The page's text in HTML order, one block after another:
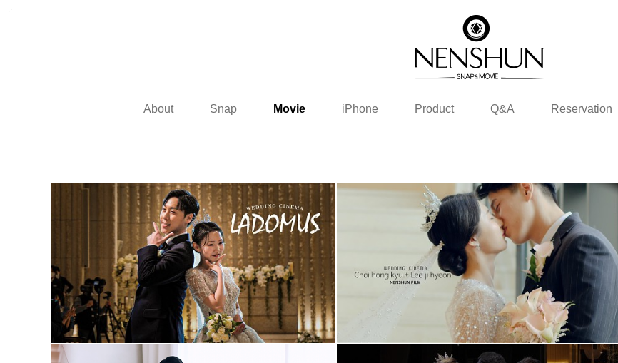
About Snap Movie iPhone Product Q&A Reservation
대전 라도무스 더빈웨딩컨벤션 (메인실장)